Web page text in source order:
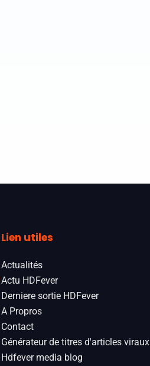
Lien utiles
Actualités
Actu HDFever
Derniere sortie HDFever
A Propros
Contact
Générateur de titres d'articles viraux
Hdfever media blog